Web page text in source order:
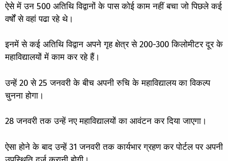
ऐसे में उन 500 अतिथि विद्वानों के पास कोई काम नहीं बचा जो पिछले कई
वर्षों से वहां पढा रहे थे।
इनमें से कई अतिथि विद्वान अपने गृह क्षेत्र से 200-300 किलोमीटर दूर के
महाविद्यालयों में काम कर रहे हैं।
उन्हें 20 से 25 जनवरी के बीच अपनी रुचि के महाविद्यालय का विकल्प
चुनना होगा।
28 जनवरी तक उन्हें नए महाविद्यालयों का आवंटन कर दिया जाएगा।
ऐसा होने के बाद उन्हें 31 जनवरी तक कार्यभार ग्रहण कर पोर्टल पर अपनी